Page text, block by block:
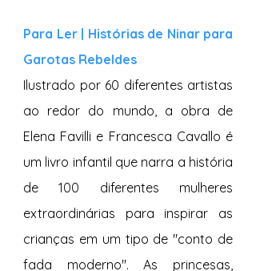
Para Ler | Histórias de Ninar para
Garotas Rebeldes
Ilustrado por 60 diferentes artistas
ao redor do mundo, a obra de
Elena Favilli e Francesca Cavallo é
um livro infantil que narra a história
de 100 diferentes mulheres
extraordinárias para inspirar as
crianças em um tipo de "conto de
fada moderno". As princesas,